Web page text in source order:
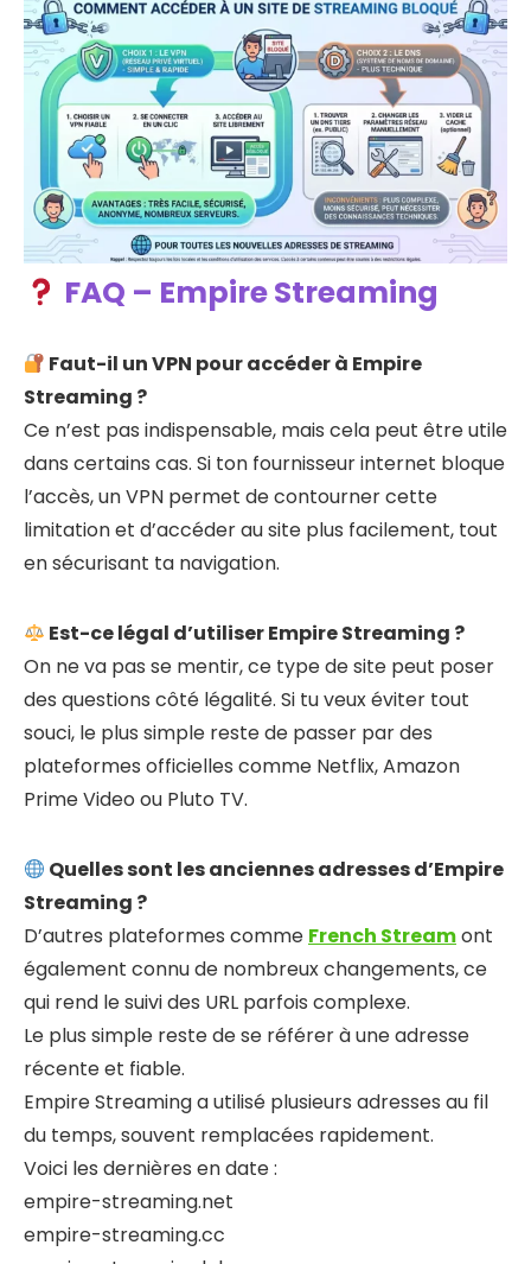
FAQ – Empire Streaming
Faut-il un VPN pour accéder à Empire
Streaming ?
Ce n’est pas indispensable, mais cela peut être utile
dans certains cas. Si ton fournisseur internet bloque
l’accès, un VPN permet de contourner cette
limitation et d’accéder au site plus facilement, tout
en sécurisant ta navigation.
Est-ce légal d’utiliser Empire Streaming ?
On ne va pas se mentir, ce type de site peut poser
des questions côté légalité. Si tu veux éviter tout
souci, le plus simple reste de passer par des
plateformes officielles comme Netflix, Amazon
Prime Video ou Pluto TV.
Quelles sont les anciennes adresses d’Empire
Streaming ?
D’autres plateformes comme French Streamont
également connu de nombreux changements, ce
qui rend le suivi des URL parfois complexe.
Le plus simple reste de se référer à une adresse
récente et fiable.
Empire Streaming a utilisé plusieurs adresses au fil
du temps, souvent remplacées rapidement.
Voici les dernières en date :
empire-streaming.net
empire-streaming.cc